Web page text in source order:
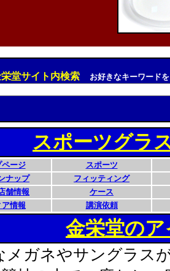
堂サイト内検索 お好きなキーワード